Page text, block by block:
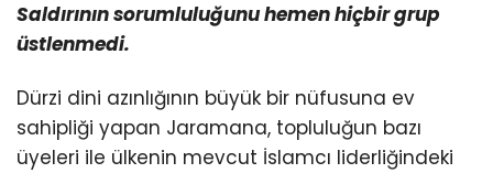
Saldırının sorumluluğunu hemen hiçbir grup
üstlenmedi.
Dürzi dini azınlığının büyük bir nüfusuna ev
sahipliği yapan Jaramana, topluluğun bazı
üyeleri ile ülkenin mevcut İslamcı liderliğindeki